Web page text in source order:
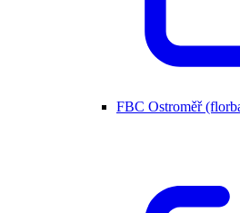
FBC Ostroměř